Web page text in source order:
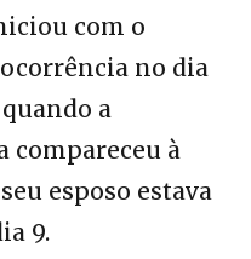
com o
no dia
a
compareceu à
esposo estava
9.